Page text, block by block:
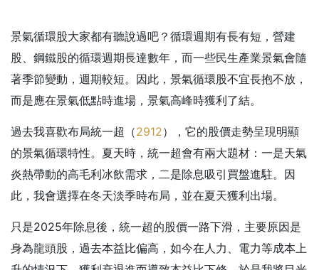
景氣循環股大家都有聽說過吧？循環週期有長有短，營建
股、鋼鐵股的循環週期長達數年，而一些民生產業景氣會隨
著季節變動，週期較短。因此，景氣循環股不宜長抱不放，
而是應在景氣低點時進場，景氣高峰時獲利了結。
過去我喜歡布局統一超（2912），它的股價走勢呈現明顯
的景氣循環特性。夏天時，統一超會有兩大題材：一是天氣
炎熱帶動的高毛利冰飲需求，二是除息吸引買盤進駐。因
此，我會選擇在冬天淡季時布局，並在夏天獲利出場。
只是2025年除息後，統一超的股價一路下滑，主要原因是
身為龍頭股，過去本益比偏高，如今在人力、電力等成本上